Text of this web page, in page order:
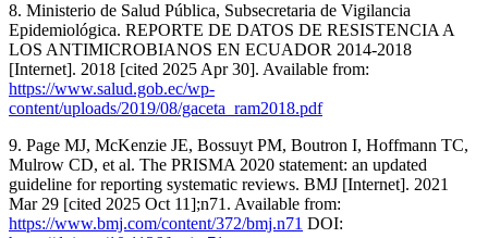
8. Ministerio de Salud Pública, Subsecretaria de Vigilancia
Epidemiológica. REPORTE DE DATOS DE RESISTENCIA A
LOS ANTIMICROBIANOS EN ECUADOR 2014-2018
[Internet]. 2018 [cited 2025 Apr 30]. Available from:
https://www.salud.gob.ec/wp-
content/uploads/2019/08/gaceta_ram2018.pdf
9. Page MJ, McKenzie JE, Bossuyt PM, Boutron I, Hoffmann TC,
Mulrow CD, et al. The PRISMA 2020 statement: an updated
guideline for reporting systematic reviews. BMJ [Internet]. 2021
Mar 29 [cited 2025 Oct 11];n71. Available from:
https://www.bmj.com/content/372/bmj.n71 DOI: